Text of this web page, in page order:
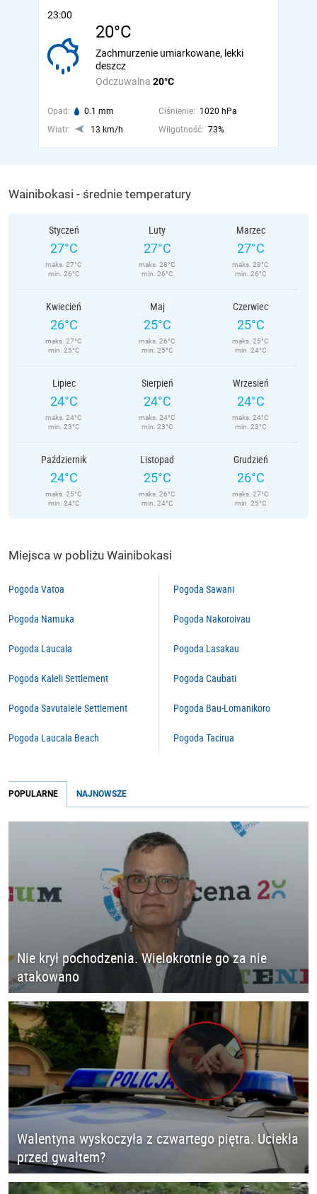
23:00
20°C
Odczuwalna 20°C
Zachmurzenie umiarkowane, lekki
deszcz
Opad: 0.1 mm Ciśnienie: 1020 hPa
Wiatr:
13 km/h Wilgotność: 73%
Wainibokasi - średnie temperatury
Styczeń
27°C
maks. 27°C
min. 26°C
Luty
27°C
maks. 28°C
min. 26°C
Marzec
27°C
maks. 28°C
min. 26°C
Kwiecień
26°C
maks. 27°C
min. 25°C
Maj
25°C
maks. 26°C
min. 25°C
Czerwiec
25°C
maks. 25°C
min. 24°C
Lipiec
24°C
maks. 24°C
min. 23°C
Sierpień
24°C
maks. 24°C
min. 23°C
Wrzesień
24°C
maks. 24°C
min. 23°C
Październik
24°C
maks. 25°C
min. 24°C
Listopad
25°C
maks. 26°C
min. 24°C
Grudzień
26°C
maks. 27°C
min. 25°C
Miejsca w pobliżu Wainibokasi
Pogoda Vatoa
Pogoda Namuka
Pogoda Laucala
Pogoda Kaleli Settlement
Pogoda Savutalele Settlement
Pogoda Laucala Beach
Pogoda Sawani
Pogoda Nakoroivau
Pogoda Lasakau
Pogoda Caubati
Pogoda Bau-Lomanikoro
Pogoda Tacirua
POPULARNE NAJNOWSZE
Nie krył pochodzenia. Wielokrotnie go za nie
atakowano
Walentyna wyskoczyła z czwartego piętra. Uciekła
przed gwałtem?